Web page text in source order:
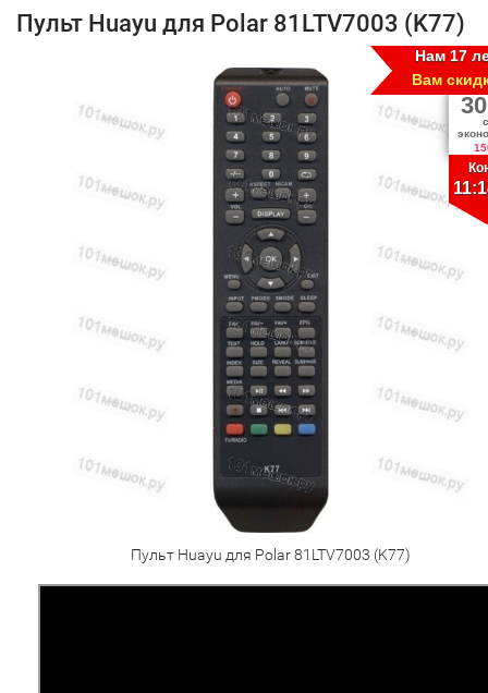
Пульт Huayu для Polar 81LTV7003 (K77)
Пульт Huayu для Polar 81LTV7003 (K77)
Нам 17
Вам
30